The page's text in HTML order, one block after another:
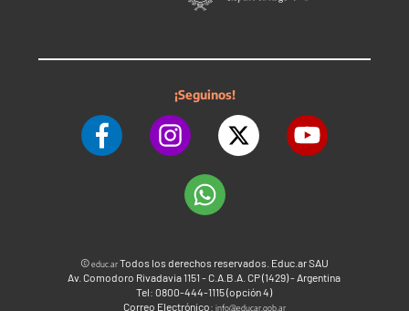
¡Seguinos!
©educ.arTodos los derechos reservados. Educ.ar SAU
Av. Comodoro Rivadavia 1151 - C.A.B.A. CP (1429) - Argentina
Tel: 0800-444-1115 (opción 4)
Correo Electrónico: info@educar.gob.ar